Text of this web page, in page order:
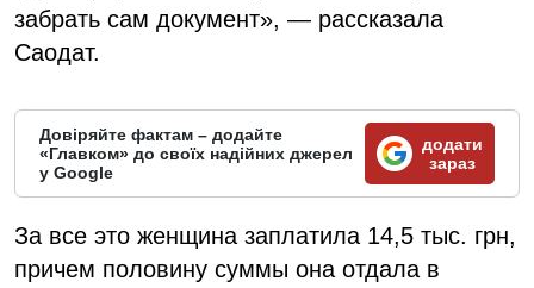
забрать сам документ», — рассказала
Саодат.
Довіряйте фактам – додайте
«Главком» до своїх надійних джерел
у Google
додати
зараз
За все это женщина заплатила 14,5 тыс. грн,
причем половину суммы она отдала в